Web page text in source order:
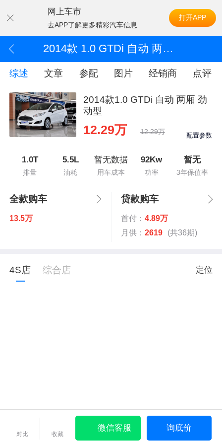
网上车市
去APP了解更多精彩汽车信息
打开APP
2014款 1.0 GTDi 自动 两厢 劲动型
综述 文章 参配 图片 经销商 点评
2014款1.0 GTDi 自动 两厢 劲
动型
12.29万 12.29万 配置参数
1.0T
排量
5.5L
油耗
暂无数据
用车成本
92Kw
功率
暂无
3年保值率
全款购车
13.5万
贷款购车
首付： 4.89万
月供： 2619 (共36期)
4S店 综合店 定位
对比 收藏
微信客服 询底价